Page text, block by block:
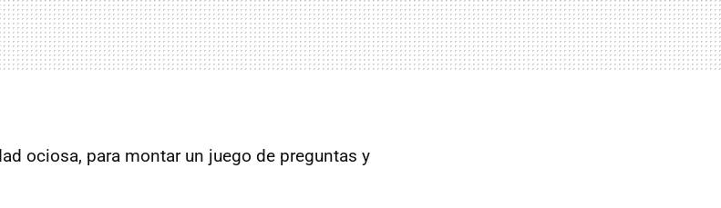
ociosa, para montar un juego de preguntas y